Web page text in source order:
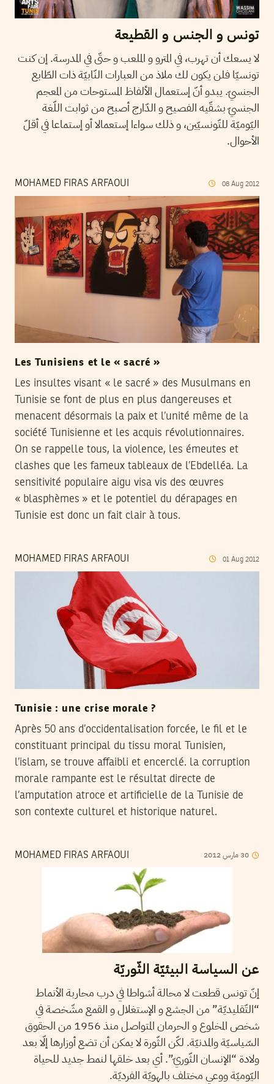
تونس و الجنس و القطيعة
لا يسعك أن تهرب، في المترو و الملعب و حتّى في المدرسة. إن كنت
تونسيّا فلن يكون لك ملاذ من العبارات النّابيّة ذات الطّابع
الجنسيّ. يبدو أنّ إستعمال الألفاظ المستوحات من المعجم
الجنسيّ بشقّيه الفصيح و الدّارج أصبح من ثوابت اللّغة
اليّوميّة للتّونسيّين، و ذلك سواءا إستعمالا أو إستماعا في أقلّ
الأحوال.
MOHAMED FIRAS ARFAOUI 08 Aug 2012
Les Tunisiens et le « sacré »
Les insultes visant « le sacré » des Musulmans en
Tunisie se font de plus en plus dangereuses et
menacent désormais la paix et l’unité même de la
société Tunisienne et les acquis révolutionnaires.
On se rappelle tous, la violence, les émeutes et
clashes que les fameux tableaux de l’Ebdelléa. La
sensitivité populaire aigu visa vis des œuvres
« blasphèmes » et le potentiel du dérapages en
Tunisie est donc un fait clair à tous.
MOHAMED FIRAS ARFAOUI 01 Aug 2012
Tunisie : une crise morale ?
Après 50 ans d’occidentalisation forcée, le fil et le
constituant principal du tissu moral Tunisien,
l’islam, se trouve affaibli et encerclé. la corruption
morale rampante est le résultat directe de
l’amputation atroce et artificielle de la Tunisie de
son contexte culturel et historique naturel.
MOHAMED FIRAS ARFAOUI 30 مارس2012
عن السياسة البيئيّة الثّوريّة
إنّ تونس قطعت لا محالة أشواطا في درب محاربة الأنماط
“التّقليديّة” من الجشع و الإستغلال و القمع مشّخصة في
شخص المخلوع و الحرمان المتواصل منذ 1956 من الحقوق
السّياسيّة والمدنيّة. لكّن الثّورة لا يمكن أن تضع أوزارها إلّا بعد
ولادة “الإنسان الثّوريّ”. أي بعد خلقها لنمط جديد للحياة
اليّوميّة ووعي مختلف بالهويّة الفرديّة.